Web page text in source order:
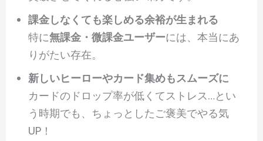
課金しなくても楽しめる余裕が生まれる
特に無課金・微課金ユーザーには、本当にあ
りがたい存在。
新しいヒーローやカード集めもスムーズに
カードのドロップ率が低くてストレス…とい
う時期でも、ちょっとしたご褒美でやる気
UP！